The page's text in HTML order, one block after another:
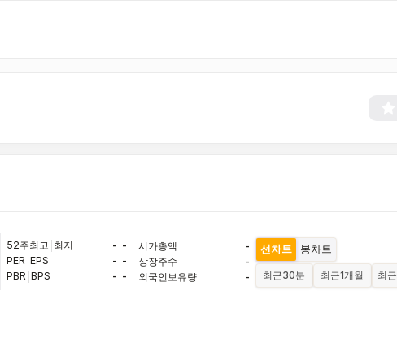
52주최고 최저 - -
PER EPS - -
PBR BPS - -
시가총액
-
상장주수
-
외국인보유량
-
선차트 봉차트
최근30분 최근1개월 최근